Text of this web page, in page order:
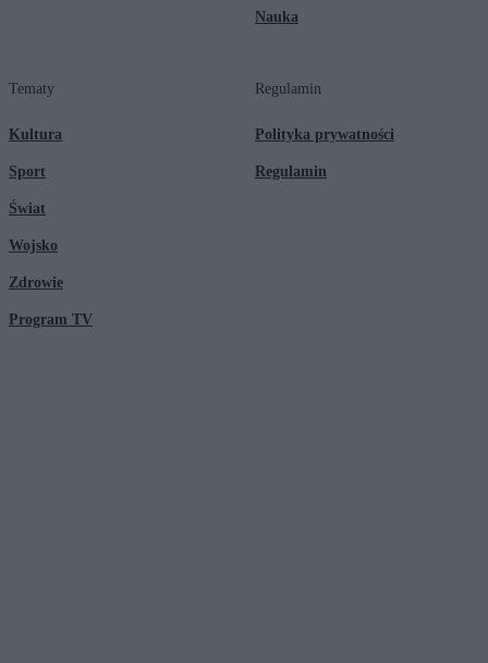
Nauka
Tematy
Kultura
Sport
Świat
Wojsko
Zdrowie
Program TV
Regulamin
Polityka prywatności
Regulamin